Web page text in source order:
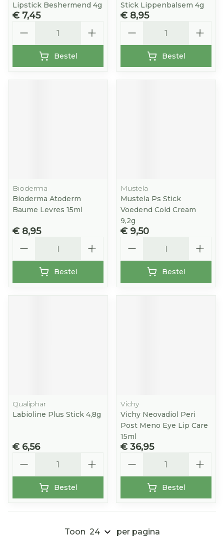
Lipstick Beshermend 4g
€ 7,45
Bestel
Stick Lippenbalsem 4g
€ 8,95
Bestel
Bioderma
Bioderma Atoderm
Baume Levres 15ml
€ 8,95
Bestel
Mustela
Mustela Ps Stick
Voedend Cold Cream
9,2g
€ 9,50
Bestel
Qualiphar
Labioline Plus Stick 4,8g
€ 6,56
Bestel
Vichy
Vichy Neovadiol Peri
Post Meno Eye Lip Care
15ml
€ 36,95
Bestel
Toon per pagina